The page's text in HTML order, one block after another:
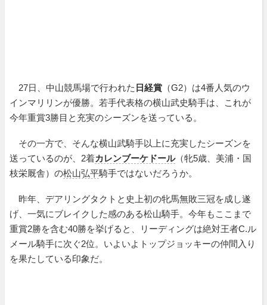
27日、中山競馬場で行われた 日経賞 （G2）は4番人気のウ
インマリリンが優勝。若手代表格の横山武史騎手は、これが
今年重賞3勝目と充実のシーズンを送っている。
その一方で、そんな横山武騎手以上に充実したシーズンを
送っているのが、2着カレンブーケドール（牝5歳、美浦・国
枝栄厩舎）の松山弘平騎手ではないだろうか。
昨年、デアリングタクトと史上初の牝馬無敗三冠を成し遂
げ、一気にブレイクした感のある松山騎手。今年もここまで
重賞2勝を含む40勝を挙げると、リーディングは絶対王者C.ル
メール騎手に次ぐ2位。いよいよトップジョッキーの仲間入り
を果たしている印象だ。